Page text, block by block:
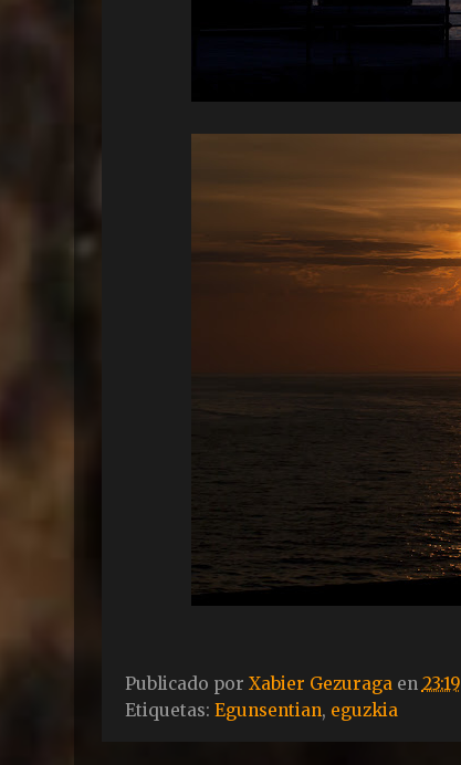
Publicado por Xabier Gezuraga en 23:19
Etiquetas: Egunsentian, eguzkia